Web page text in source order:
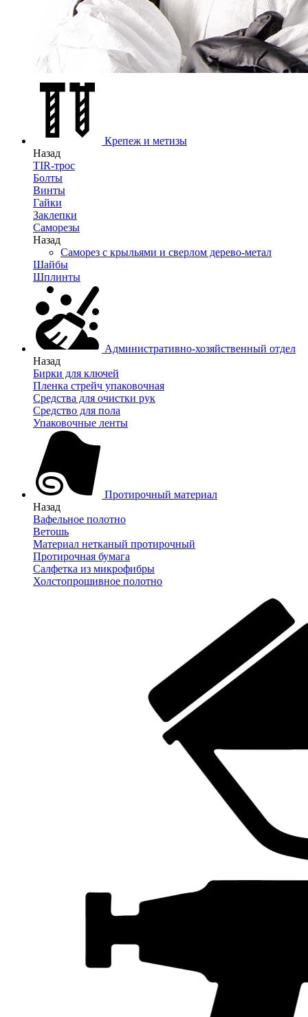
Крепеж и метизы
Назад
TIR-трос
Болты
Винты
Гайки
Заклепки
Саморезы
Назад
Саморез с крыльями и сверлом дерево-метал
Шайбы
Шплинты
Административно-хозяйственный отдел
Назад
Бирки для ключей
Пленка стрейч упаковочная
Средства для очистки рук
Средство для пола
Упаковочные ленты
Протирочный материал
Назад
Вафельное полотно
Ветошь
Материал нетканый протирочный
Протирочная бумага
Салфетка из микрофибры
Холстопрошивное полотно